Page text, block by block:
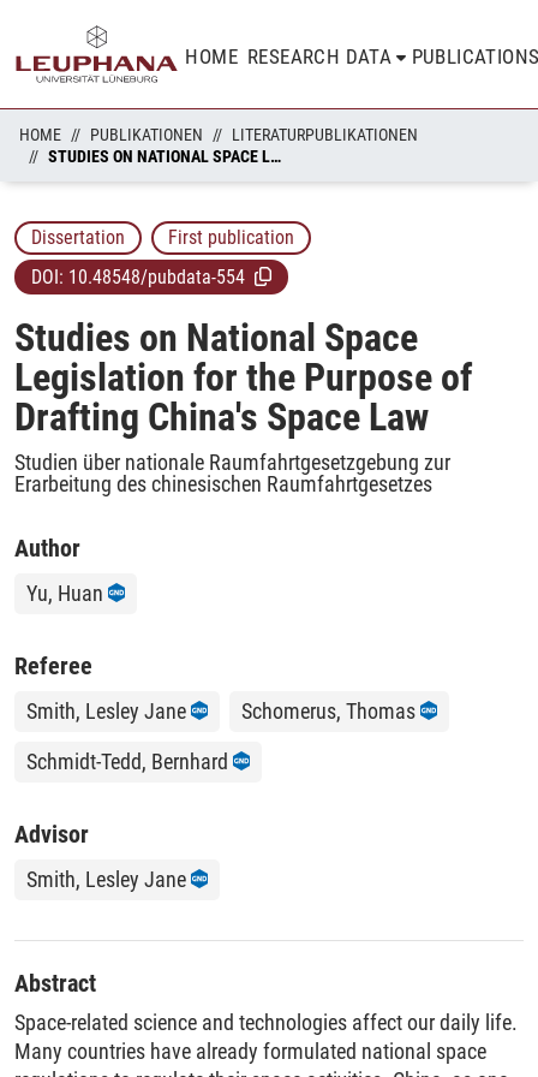
HOME RESEARCH DATA
HOME PUBLIKATIONEN
LITERATURPUBLIKATIONEN
STUDIES ON NATIONAL SPACE LEGISLATION FOR THE PURPOSE OF DRAFTING CHINA'S SPACE LAW
Dissertation
First publication
DOI: 10.48548/pubdata-554
Studies on National Space
Legislation for the Purpose of
Drafting China's Space Law
Studien über nationale Raumfahrtgesetzgebung zur
Erarbeitung des chinesischen Raumfahrtgesetzes
Author
Yu, Huan
Referee
Smith, Lesley Jane
Schomerus, Thomas
Schmidt-Tedd, Bernhard
Advisor
Smith, Lesley Jane
Abstract
Space-related science and technologies affect our daily life.
Many countries have already formulated national space